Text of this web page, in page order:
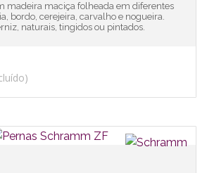
madeira maciça folheada em diferentes
bordo, cerejeira, carvalho e nogueira.
naturais, tingidos ou pintados.